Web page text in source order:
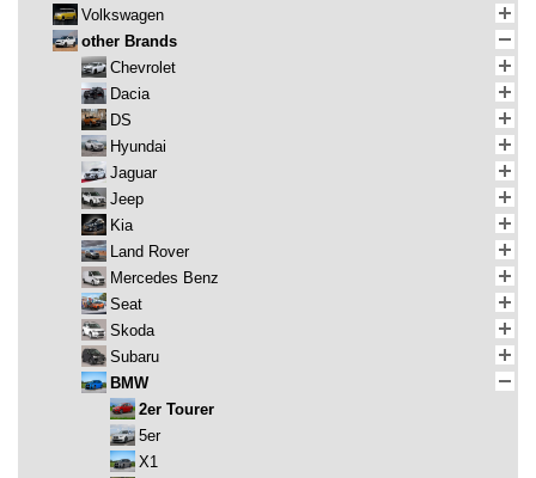
Volkswagen
other Brands
Chevrolet
Dacia
DS
Hyundai
Jaguar
Jeep
Kia
Land Rover
Mercedes Benz
Seat
Skoda
Subaru
BMW
2er Tourer
5er
X1